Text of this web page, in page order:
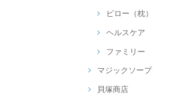
ピロー（枕）
ヘルスケア
ファミリー
マジックソープ
貝塚商店